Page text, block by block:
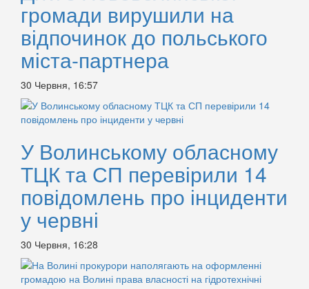
громади вирушили на
відпочинок до польського
міста-партнера
30 Червня, 16:57
У Волинському обласному
ТЦК та СП перевірили 14
повідомлень про інциденти
у червні
30 Червня, 16:28